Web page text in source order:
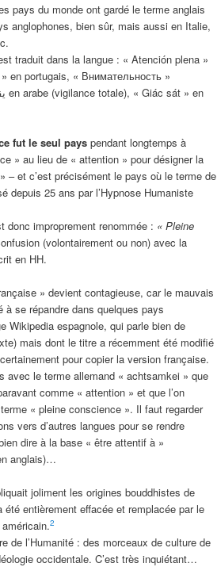
pays du monde ont gardé le terme anglais
anglophones, bien sûr, mais aussi en Italie,
traduit dans la langue : « Atención plena »
en portugais, « Внимательность »
fut le seul pays pendant longtemps à
» au lieu de « attention » pour désigner la
– et c’est précisément le pays où le terme de
depuis 25 ans par l’Hypnose Humaniste
donc improprement renommée : « Pleine
(volontairement ou non) avec la
en HH.
» devient contagieuse, car le mauvais
se répandre dans quelques pays
Wikipedia espagnole, qui parle bien de
mais dont le titre a récemment été modifié
pour copier la version française.
avec le terme allemand « achtsamkei » que
comme « attention » et que l’on
« pleine conscience ». Il faut regarder
vers d’autres langues pour se rendre
dire à la base « être attentif à »
anglais)…
joliment les origines bouddhistes de
entièrement effacée et remplacée par le
2
de l’Humanité : des morceaux de culture de
occidentale. C’est très inquiétant…